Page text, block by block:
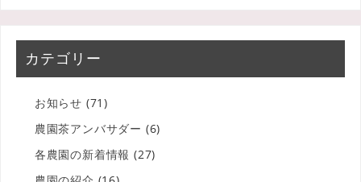
カテゴリー
お知らせ (71)
農園茶アンバサダー (6)
各農園の新着情報 (27)